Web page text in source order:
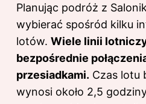
Planując podróż z
wybierać spośród kilku
lotów. Wiele linii
bezpośrednie
przesiadkami. Czas lotu
wynosi około 2,5